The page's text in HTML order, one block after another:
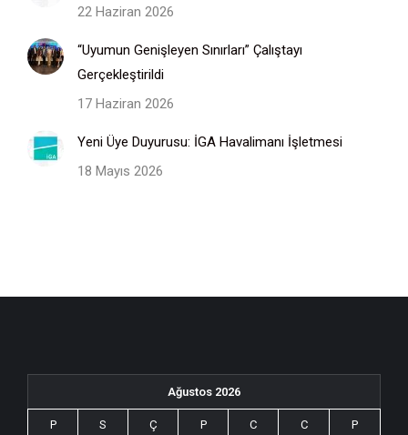
22 Haziran 2026
“Uyumun Genişleyen Sınırları” Çalıştayı
Gerçekleştirildi
17 Haziran 2026
Yeni Üye Duyurusu: İGA Havalimanı İşletmesi
18 Mayıs 2026
Ağustos 2026
P S Ç P C C P